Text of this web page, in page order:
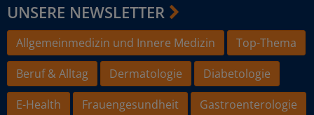
UNSERE NEWSLETTER
Allgemeinmedizin und Innere Medizin
Top-Thema
Beruf & Alltag
Dermatologie
Diabetologie
E-Health
Frauengesundheit
Gastroenterologie